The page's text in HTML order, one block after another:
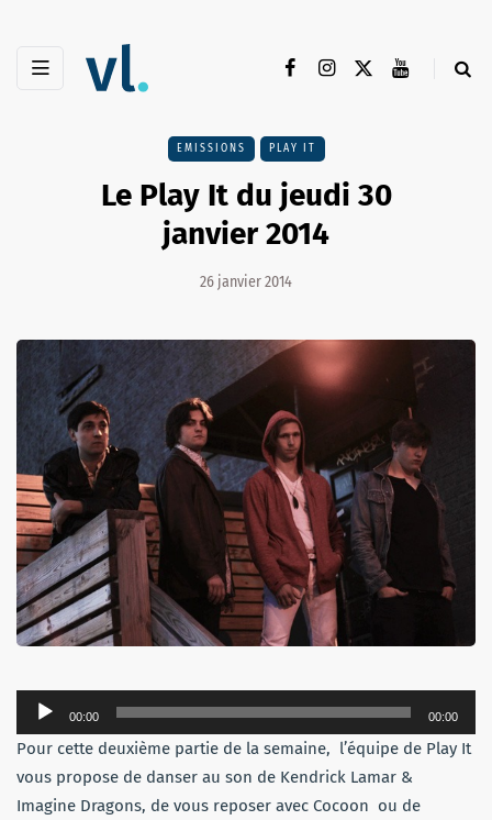
EMISSIONS PLAY IT
Le Play It du jeudi 30
janvier 2014
26 janvier 2014
Lecteur
audio
00:00 00:00
Pour cette deuxième partie de la semaine, l’équipe de Play It
vous propose de danser au son de Kendrick Lamar &
Imagine Dragons, de vous reposer avec Cocoon ou de